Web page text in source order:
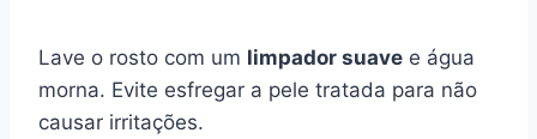
Lave o rosto com um limpador suave e água
morna. Evite esfregar a pele tratada para não
causar irritações.